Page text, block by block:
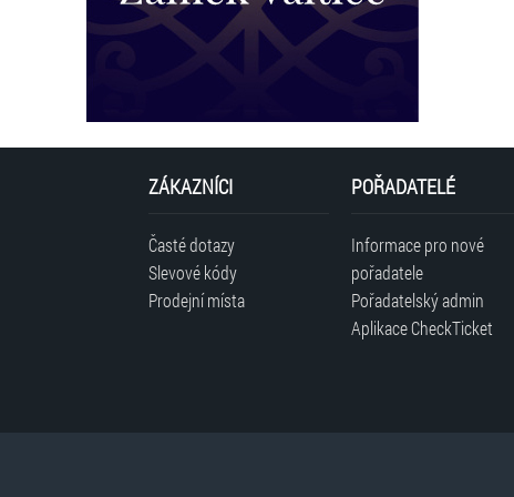
ZÁKAZNÍCI
Časté dotazy
Slevové kódy
Prodejní místa
POŘADATELÉ
Informace pro nové
pořadatele
Pořadatelský admin
Aplikace CheckTicket